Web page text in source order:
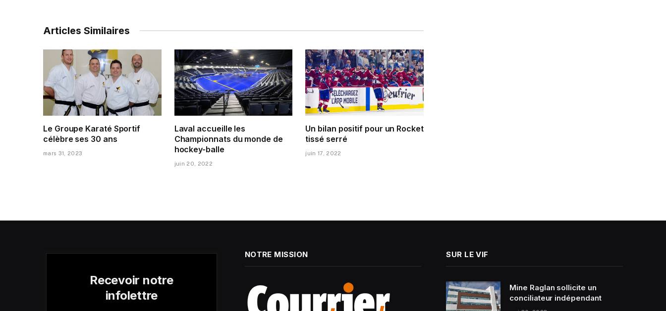
Articles Similaires
Le Groupe Karaté Sportif
célèbre ses 30 ans
mars 31, 2023
Laval accueille les
Championnats du monde de
hockey-balle
juin 20, 2022
Un bilan positif pour un Rocket
tissé serré
juin 17, 2022
Recevoir notre
infolettre
NOTRE MISSION SUR LE VIF
Mine Raglan sollicite un
conciliateur indépendant